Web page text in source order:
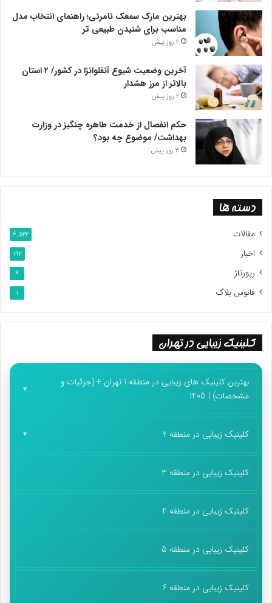
بهترین مارک سمعک نامرئی؛ راهنمای انتخاب مدل
مناسب برای شنیدن طبیعی تر
2 روز پیش
آخرین وضعیت شیوع آنفلوانزا در کشور/ ۲ استان
بالاتر از مرز هشدار
2 روز پیش
حکم انفصال از خدمت طاهره چنگیز در وزارت
بهداشت/ موضوع چه بود؟
3 روز پیش
دسته ها
مقالات 6,522
اخبار 192
رپورتاژ 9
فانوس بلاگ 1
کلینیک زیبایی در تهران
بهترین کلینیک های زیبایی در منطقه 1 تهران + (جزئیات و
مشخصات) | 1405
کلینیک زیبایی در منطقه 2
کلینیک زیبایی در منطقه 3
کلینیک زیبایی در منطقه 4
کلینیک زیبایی در منطقه 5
کلینیک زیبایی در منطقه 6